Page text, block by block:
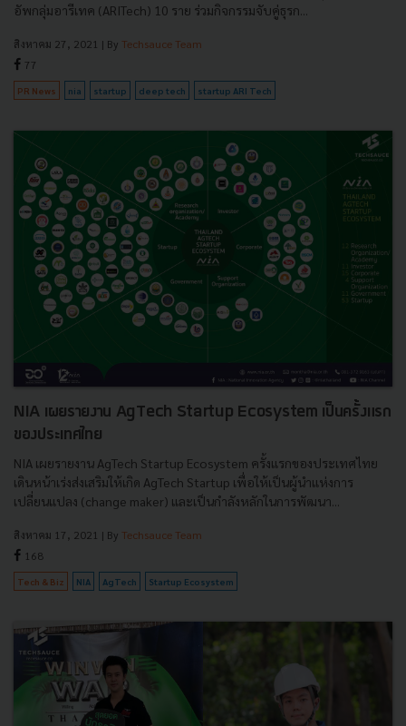
อัพกลุ่มอารีเทค (ARITech) 10 ราย ร่วมกิจกรรมจับคู่ธุรก...
สิงหาคม 27, 2021 | By Techsauce Team
77
PR News nia startup deep tech startup ARI Tech
NIA เผยรายงาน AgTech Startup Ecosystem เป็นครั้งแรก
ของประเทศไทย
NIA เผยรายงาน AgTech Startup Ecosystem ครั้งแรกของประเทศไทย
เดินหน้าเร่งส่งเสริมให้เกิด AgTech Startup เพื่อให้เป็นผู้นำแห่งการ
เปลี่ยนแปลง (change maker) และเป็นกำลังหลักในการพัฒนา...
สิงหาคม 17, 2021 | By Techsauce Team
168
Tech & Biz NIA AgTech Startup Ecosystem